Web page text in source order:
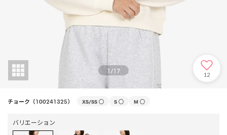
1/17 12
チョーク（100241325） XS/SS ○ S ○ M ○
バリエーション